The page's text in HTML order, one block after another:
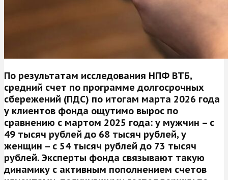
По результатам исследования НПФ ВТБ,
средний счет по программе долгосрочных
сбережений (ПДС) по итогам марта 2026 года
у клиентов фонда ощутимо вырос по
сравнению с мартом 2025 года: у мужчин – с
49 тысяч рублей до 68 тысяч рублей, у
женщин – с 54 тысяч рублей до 73 тысяч
рублей. Эксперты фонда связывают такую
динамику с активным пополнением счетов